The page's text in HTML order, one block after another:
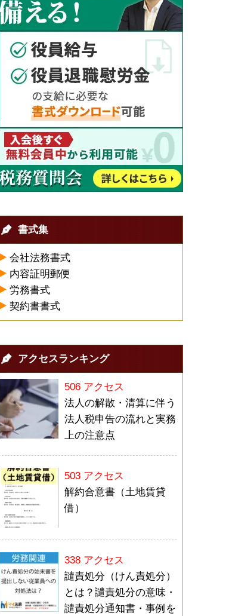
書式集
会社法務書式
内容証明郵便
労務書式
契約書書式
アクセスランキング
506 アクセス
法人の解散・清算に伴う
法人税申告の流れと実務
上の注意点
503 アクセス
解約合意書（土地賃貸
借）
338 アクセス
譴責処分（けん責処分）
とは？譴責処分の意味・
譴責処分通知書・事例を